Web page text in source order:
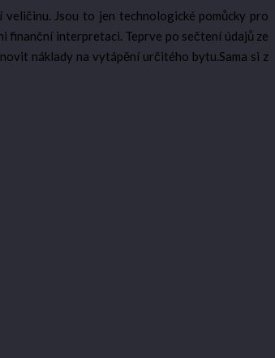
Jsou to jen technologické pomůcky pro
finanční interpretaci. Teprve po sečtení údajů ze
náklady na vytápění určitého bytu.Sama si z